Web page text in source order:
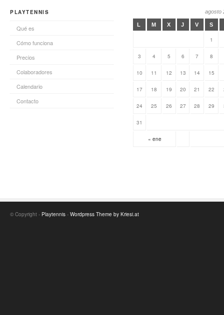
PLAYTENNIS
Qué es
Cómo funciona
Precios
Colaboradores
Calendario
Contacto
agosto
L M X J V S
« ene
1
3 4 5 6 7 8
10 11 12 13 14 15
17 18 19 20 21 22
24 25 26 27 28 29
31
© Copyright - Playtennis - Wordpress Theme by Kriesi.at